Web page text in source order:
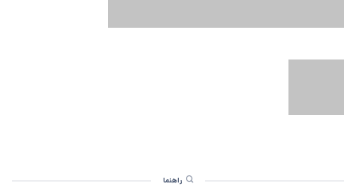
راهنما